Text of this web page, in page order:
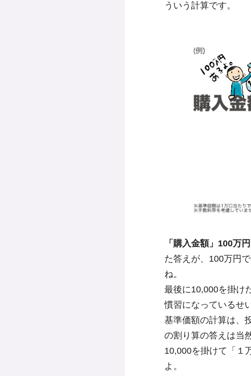
ういう計算です。
「購入金額」100万
た答えが、100万円
ね。
最後に10,000を掛け
慣習になっているせ
基準価額の計算は、
の割り算の答えは当
10,000を掛けて「１
よ。